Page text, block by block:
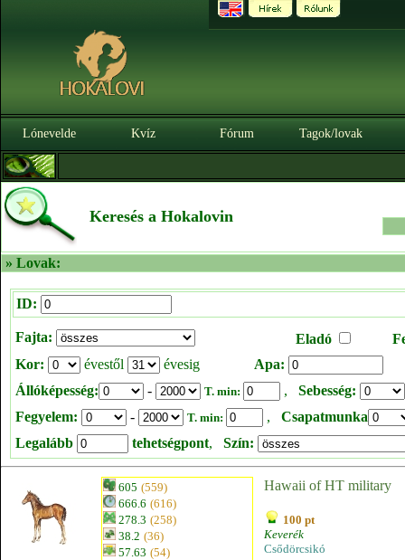
Lónevelde Kvíz Fórum Tagok/lovak
Keresés a Hokalovin
» Lovak:
ID:
Fajta: Eladó
Kor:
évestől évesig
Apa:
Állóképesség:
- T. min: , Sebesség:
Fegyelem:
- T. min: , Csapatmunka
Legalább
tehetségpont, Szín:
605 (559)
666.6 (616)
278.3 (258)
38.2 (36)
57.63 (54)
Hawaii of HT military
100 pt
Keverék
Csődörcsikó